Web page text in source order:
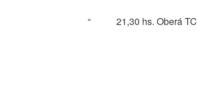
“ 21,30 hs. Oberá TC